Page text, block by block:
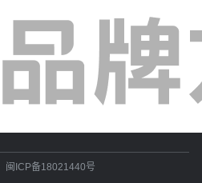
闽ICP备18021440号